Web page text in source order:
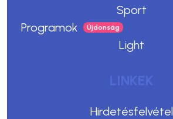
Sport
Programok
Light
LINKEK
Hirdetésfelvétel